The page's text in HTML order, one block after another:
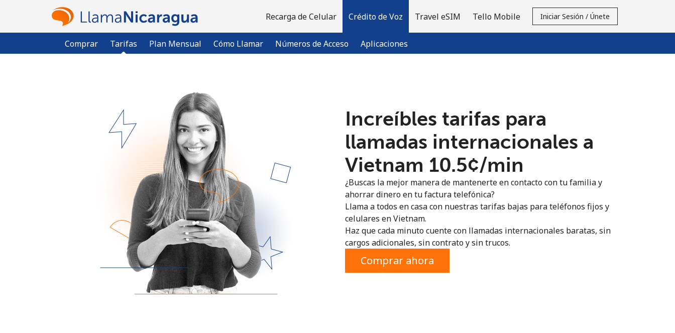
Recarga de Celular Crédito de Voz
Comprar Tarifas Plan Mensual Cómo Llamar Números de Acceso Aplicaciones
Travel eSIM Tello Mobile Iniciar Sesión / Únete
¿Ya tienes una cuenta? Inicia sesión →
Regístrate con
Increíbles tarifas para
llamadas internacionales a
Vietnam ⁦10.5¢⁩/min
¿Buscas la mejor manera de mantenerte en contacto con tu familia y
ahorrar dinero en tu factura telefónica?
Llama a todos en casa con nuestras tarifas bajas para teléfonos fijos y
celulares en Vietnam.
Haz que cada minuto cuente con llamadas internacionales baratas, sin
cargos adicionales, sin contrato y sin trucos.
Comprar ahora